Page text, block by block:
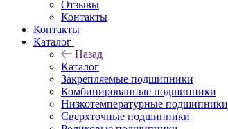
Отзывы
Контакты
Контакты
Каталог
Назад
Каталог
Закрепляемые подшипники
Комбинированные подшипники
Низкотемпературные подшипники
Сверхточные подшипники